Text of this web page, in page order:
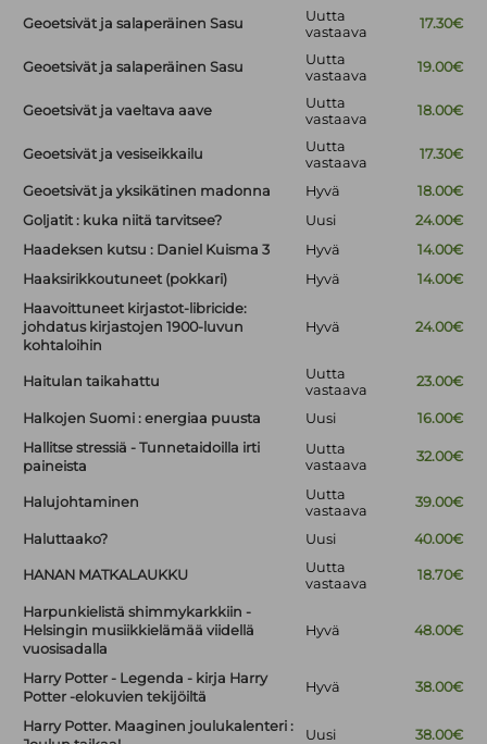
Geoetsivät ja salaperäinen Sasu
Uutta
vastaava
17.30€
Geoetsivät ja salaperäinen Sasu
Uutta
vastaava
19.00€
Geoetsivät ja vaeltava aave
Uutta
vastaava
18.00€
Geoetsivät ja vesiseikkailu
Uutta
vastaava
17.30€
Geoetsivät ja yksikätinen madonna Hyvä
18.00€
Goljatit : kuka niitä tarvitsee?
Uusi
24.00€
Haadeksen kutsu : Daniel Kuisma 3
Hyvä
14.00€
Haaksirikkoutuneet (pokkari)
Hyvä
14.00€
Haavoittuneet kirjastot-libricide:
johdatus kirjastojen 1900-luvun
kohtaloihin
Hyvä 24.00€
Haitulan taikahattu
Uutta
vastaava
23.00€
Halkojen Suomi : energiaa puusta Uusi
16.00€
Hallitse stressiä - Tunnetaidoilla irti
paineista
Uutta
vastaava
32.00€
Halujohtaminen
Uutta
vastaava
39.00€
Haluttaako? Uusi 40.00€
HANAN MATKALAUKKU
Uutta
vastaava
18.70€
Harpunkielistä shimmykarkkiin -
Helsingin musiikkielämää viidellä
vuosisadalla
Hyvä 48.00€
Harry Potter - Legenda - kirja Harry
Potter -elokuvien tekijöiltä
Hyvä 38.00€
Harry Potter. Maaginen joulukalenteri :
Uusi 38.00€